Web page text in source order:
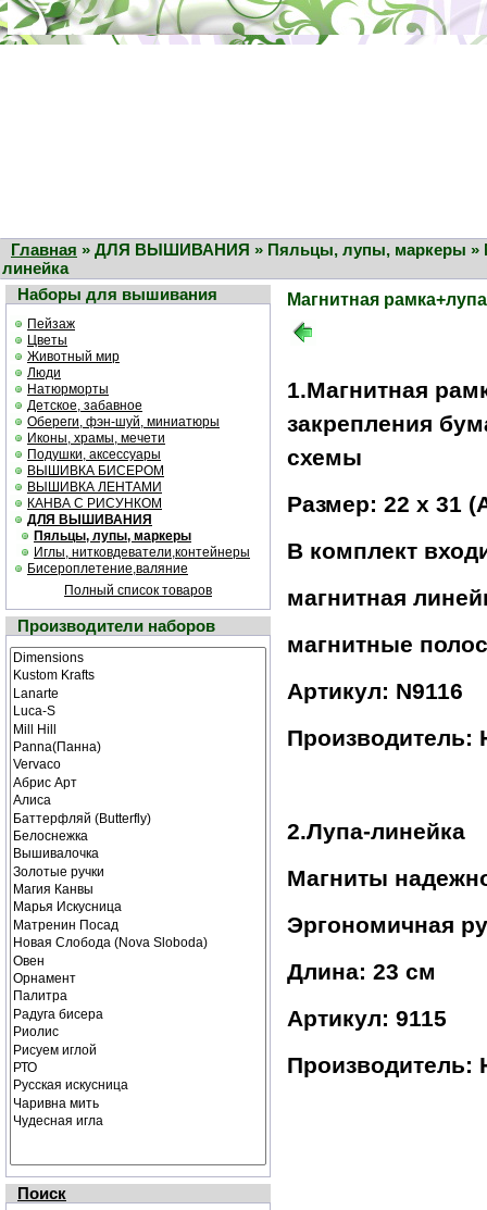
Главная » ДЛЯ ВЫШИВАНИЯ » Пяльцы, лупы, маркеры »
линейка
Наборы для вышивания
Пейзаж
Цветы
Животный мир
Люди
Натюрморты
Детское, забавное
Обереги, фэн-шуй, миниатюры
Иконы, храмы, мечети
Подушки, аксессуары
ВЫШИВКА БИСЕРОМ
ВЫШИВКА ЛЕНТАМИ
КАНВА С РИСУНКОМ
ДЛЯ ВЫШИВАНИЯ
Пяльцы, лупы, маркеры
Иглы, нитковдеватели,контейнеры
Бисероплетение,валяние
Полный список товаров
Производители наборов
Поиск
Магнитная
1.Магнитная
закрепления
схемы
Размер: 22 х 31
В комплект
магнитная
магнитные
Артикул: N9116
Производитель:
2.Лупа-линейка
Магниты
Эргономичная
Длина: 23 см
Артикул: 9115
Производитель: